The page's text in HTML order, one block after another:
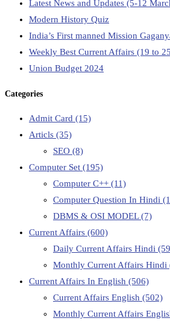
Latest News and Updates (5-12
Modern History Quiz
India’s First manned Mission
Weekly Best Current Affairs (19 to
Union Budget 2024
Categories
Admit Card (15)
Articls (35)
SEO (8)
Computer Set (195)
Computer C++ (11)
Computer Question In Hindi
DBMS & OSI MODEL(7)
Current Affairs (600)
Daily Current Affairs Hindi
Monthly Current Affairs Hindi
Current Affairs In English (506)
Current Affairs English (502)
Monthly Current Affairs